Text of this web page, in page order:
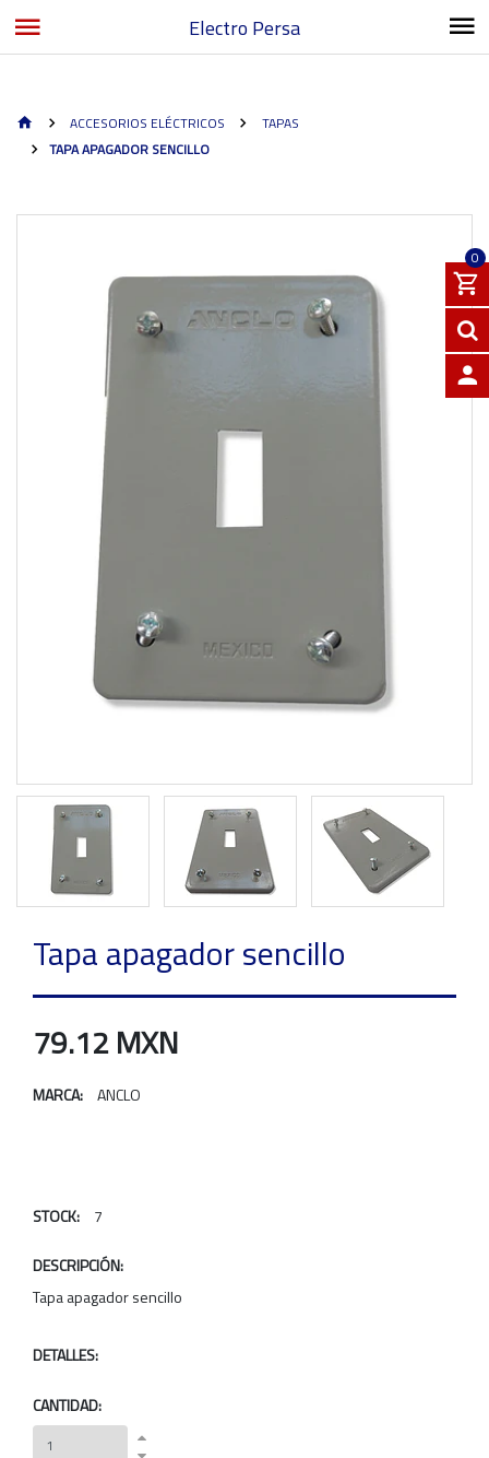
Electro Persa
0
ACCESORIOS ELÉCTRICOS
TAPAS
TAPA APAGADOR SENCILLO
Tapa apagador sencillo
79.12 MXN
MARCA: ANCLO
STOCK: 7
DESCRIPCIÓN:
Tapa apagador sencillo
DETALLES:
CANTIDAD: